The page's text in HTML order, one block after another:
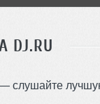
DJ.RU
слушайте